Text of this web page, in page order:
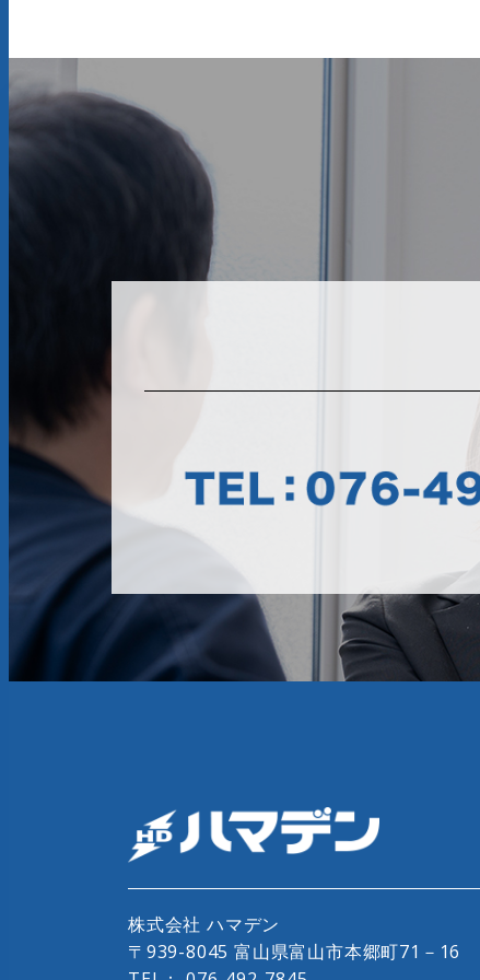
株式会社 ハマデン
〒939-8045 富山県富山市本郷町71－16